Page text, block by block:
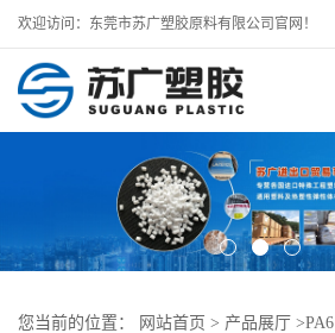
欢迎访问：东莞市苏广塑胶原料有限公司官网！
您当前的位置： 网站首页 > 产品展厅 >PA6